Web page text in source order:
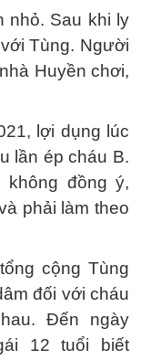
nhỏ. Sau khi ly
Tùng. Người
Huyền chơi,
lợi dụng lúc
lần ép cháu B.
đồng ý,
phải làm theo
cộng Tùng
đối với cháu
Đến ngày
12 tuổi biết